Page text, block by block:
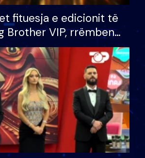
fituesja e edicionit të
Brother VIP, rrëmben
prej 100 mijë eurosh